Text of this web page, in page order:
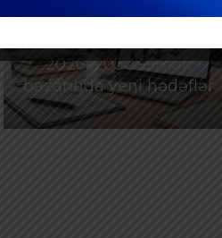
2026–2030: Əmək
bazarında yeni hədəflər